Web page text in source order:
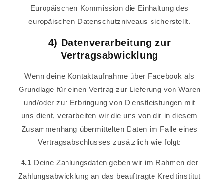
Europäischen Kommission die Einhaltung des
europäischen Datenschutzniveaus sicherstellt.
4) Datenverarbeitung zur
Vertragsabwicklung
Wenn deine Kontaktaufnahme über Facebook als
Grundlage für einen Vertrag zur Lieferung von Waren
und/oder zur Erbringung von Dienstleistungen mit
uns dient, verarbeiten wir die uns von dir in diesem
Zusammenhang übermittelten Daten im Falle eines
Vertragsabschlusses zusätzlich wie folgt:
4.1 Deine Zahlungsdaten geben wir im Rahmen der
Zahlungsabwicklung an das beauftragte Kreditinstitut